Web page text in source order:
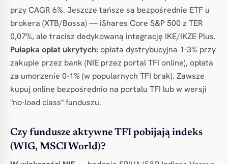
przy CAGR 6%. Jeszcze tańsze są bezpośrednie ETF u
brokera (XTB/Bossa) — iShares Core S&P 500 z TER
0,07%, ale tracisz dedykowaną integrację IKE/IKZE Plus.
Pułapka opłat ukrytych: opłata dystrybucyjna 1-3% przy
zakupie przez bank (NIE przez portal TFI online), opłata
za umorzenie 0-1% (w popularnych TFI brak). Zawsze
kupuj online bezpośrednio na portalu TFI lub w wersji
"no-load class" funduszu.
Czy fundusze aktywne TFI pobijają indeks
(WIG, MSCI World)?